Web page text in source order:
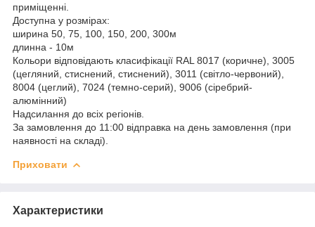
приміщенні.
Доступна у розмірах:
ширина 50, 75, 100, 150, 200, 300м
длинна - 10м
Кольори відповідають класифікації RAL 8017 (коричне), 3005
(цегляний, стиснений, стиснений), 3011 (світло-червоний),
8004 (цеглий), 7024 (темно-серий), 9006 (сіребрий-
алюмінний)
Надсилання до всіх регіонів.
За замовлення до 11:00 відправка на день замовлення (при
наявності на складі).
Приховати
Характеристики